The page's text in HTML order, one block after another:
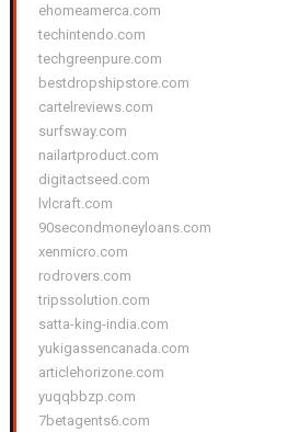
ehomeamerca.com
techintendo.com
techgreenpure.com
bestdropshipstore.com
cartelreviews.com
surfsway.com
nailartproduct.com
digitactseed.com
lvlcraft.com
90secondmoneyloans.com
xenmicro.com
rodrovers.com
tripssolution.com
satta-king-india.com
yukigassencanada.com
articlehorizone.com
yuqqbbzp.com
7betagents6.com